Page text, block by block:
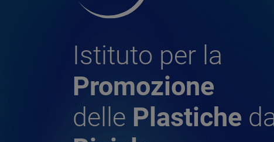
Istituto per la
Promozione
delle Plastiche